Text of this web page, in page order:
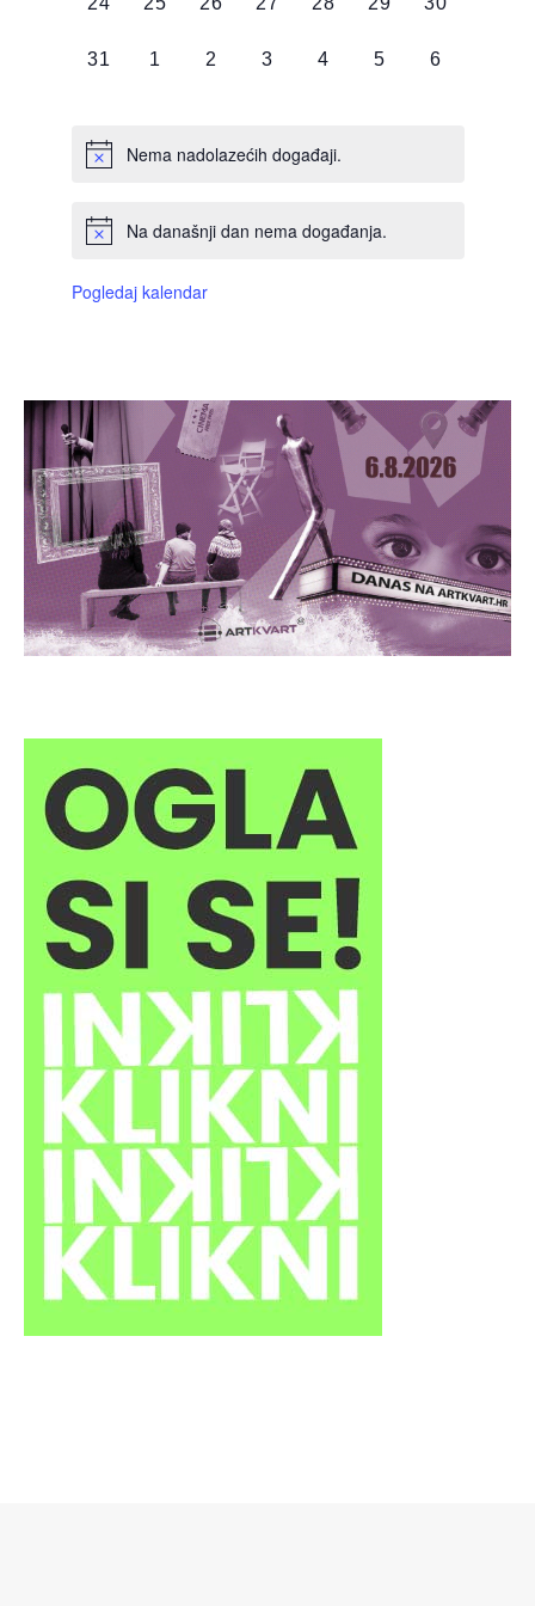
0
31
0
1
0
2
0
3
0
4
0
5
0
6
Nema nadolazećih događaji.
Na današnji dan nema događanja.
Pogledaj kalendar